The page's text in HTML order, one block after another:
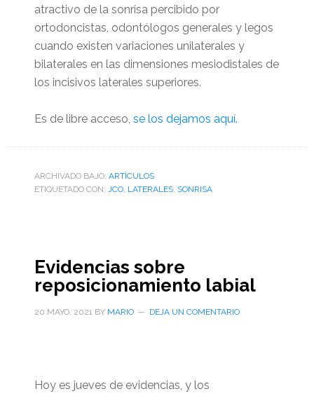
atractivo de la sonrisa percibido por
ortodoncistas, odontólogos generales y legos
cuando existen variaciones unilaterales y
bilaterales en las dimensiones mesiodistales de
los incisivos laterales superiores.
Es de libre acceso, se los dejamos aquí.
ARCHIVADO BAJO: ARTÌCULOS
ETIQUETADO CON: JCO, LATERALES, SONRISA
Evidencias sobre
reposicionamiento labial
20 MAYO, 2021BY MARIO DEJA UN COMENTARIO
Hoy es jueves de evidencias, y los